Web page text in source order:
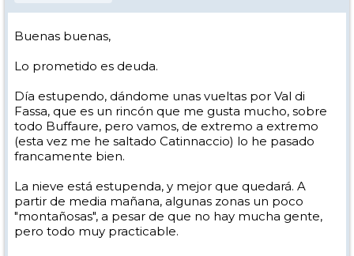
Buenas buenas,
Lo prometido es deuda.
Día estupendo, dándome unas vueltas por Val di
Fassa, que es un rincón que me gusta mucho, sobre
todo Buffaure, pero vamos, de extremo a extremo
(esta vez me he saltado Catinnaccio) lo he pasado
francamente bien.
La nieve está estupenda, y mejor que quedará. A
partir de media mañana, algunas zonas un poco
"montañosas", a pesar de que no hay mucha gente,
pero todo muy practicable.